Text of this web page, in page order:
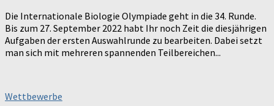
Die Internationale Biologie Olympiade geht in die 34. Runde.
Bis zum 27. September 2022 habt Ihr noch Zeit die diesjährigen
Aufgaben der ersten Auswahlrunde zu bearbeiten. Dabei setzt
man sich mit mehreren spannenden Teilbereichen...
Wettbewerbe